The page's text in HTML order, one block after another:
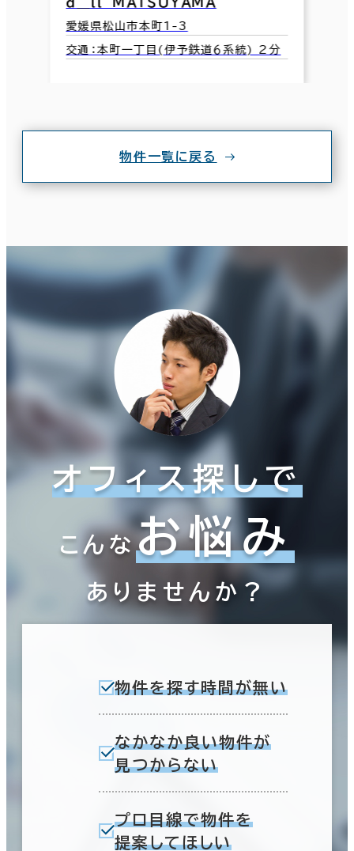
ｄ＿ｌｌ ＭＡＴＳＵＹＡＭＡ
愛媛県松山市本町1-3
交通：本町一丁目(伊予鉄道６系統) 2分
物件一覧に戻る
オフィス探しで
こんなお悩み
ありませんか？
物件を探す時間が無い
なかなか良い物件が
見つからない
プロ目線で物件を
提案してほしい